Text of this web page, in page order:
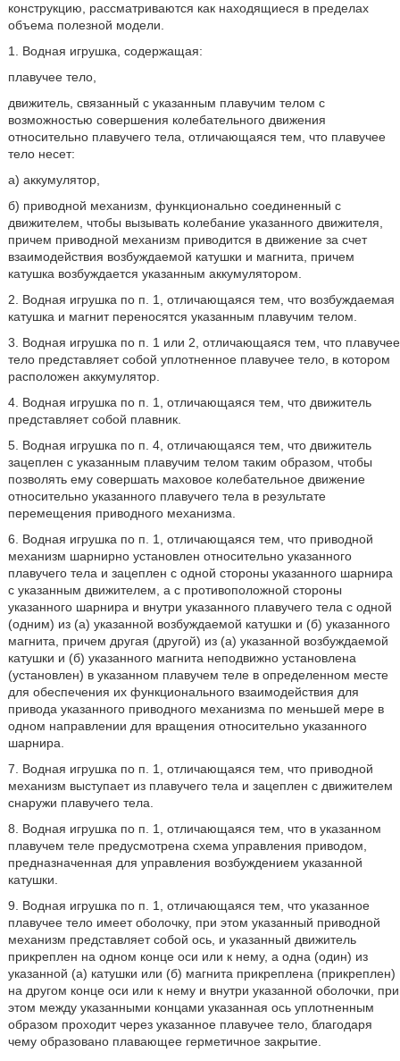
конструкцию, рассматриваются как находящиеся в пределах
объема полезной модели.
1. Водная игрушка, содержащая:
плавучее тело,
движитель, связанный с указанным плавучим телом с
возможностью совершения колебательного движения
относительно плавучего тела, отличающаяся тем, что плавучее
тело несет:
а) аккумулятор,
б) приводной механизм, функционально соединенный с
движителем, чтобы вызывать колебание указанного движителя,
причем приводной механизм приводится в движение за счет
взаимодействия возбуждаемой катушки и магнита, причем
катушка возбуждается указанным аккумулятором.
2. Водная игрушка по п. 1, отличающаяся тем, что возбуждаемая
катушка и магнит переносятся указанным плавучим телом.
3. Водная игрушка по п. 1 или 2, отличающаяся тем, что плавучее
тело представляет собой уплотненное плавучее тело, в котором
расположен аккумулятор.
4. Водная игрушка по п. 1, отличающаяся тем, что движитель
представляет собой плавник.
5. Водная игрушка по п. 4, отличающаяся тем, что движитель
зацеплен с указанным плавучим телом таким образом, чтобы
позволять ему совершать маховое колебательное движение
относительно указанного плавучего тела в результате
перемещения приводного механизма.
6. Водная игрушка по п. 1, отличающаяся тем, что приводной
механизм шарнирно установлен относительно указанного
плавучего тела и зацеплен с одной стороны указанного шарнира
с указанным движителем, а с противоположной стороны
указанного шарнира и внутри указанного плавучего тела с одной
(одним) из (а) указанной возбуждаемой катушки и (б) указанного
магнита, причем другая (другой) из (а) указанной возбуждаемой
катушки и (б) указанного магнита неподвижно установлена
(установлен) в указанном плавучем теле в определенном месте
для обеспечения их функционального взаимодействия для
привода указанного приводного механизма по меньшей мере в
одном направлении для вращения относительно указанного
шарнира.
7. Водная игрушка по п. 1, отличающаяся тем, что приводной
механизм выступает из плавучего тела и зацеплен с движителем
снаружи плавучего тела.
8. Водная игрушка по п. 1, отличающаяся тем, что в указанном
плавучем теле предусмотрена схема управления приводом,
предназначенная для управления возбуждением указанной
катушки.
9. Водная игрушка по п. 1, отличающаяся тем, что указанное
плавучее тело имеет оболочку, при этом указанный приводной
механизм представляет собой ось, и указанный движитель
прикреплен на одном конце оси или к нему, а одна (один) из
указанной (а) катушки или (б) магнита прикреплена (прикреплен)
на другом конце оси или к нему и внутри указанной оболочки, при
этом между указанными концами указанная ось уплотненным
образом проходит через указанное плавучее тело, благодаря
чему образовано плавающее герметичное закрытие.